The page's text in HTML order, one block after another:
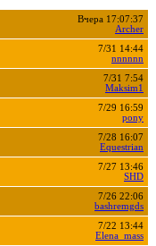
Вчера 17:07:37
Archer
7/31 14:44
nnnnnn
7/31 7:54
Maksim1
7/29 16:59
pony
7/28 16:07
Equestrian
7/27 13:46
SHD
7/26 22:06
bashremgds
7/22 13:44
Elena_mass